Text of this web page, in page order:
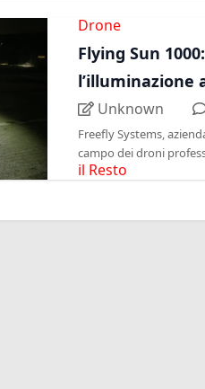
Drone
Flying Sun
l’illuminazione
Unknown
Freefly Systems,
campo dei droni
il Resto